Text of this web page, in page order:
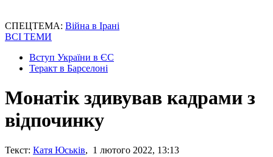
СПЕЦТЕМА: Війна в Ірані
ВСІ ТЕМИ
Вступ України в ЄС
Теракт в Барселоні
Монатік здивував кадрами з
відпочинку
Текст: Катя Юськів, 1 лютого 2022, 13:13